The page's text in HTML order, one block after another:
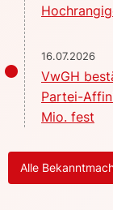
16.07.2026
VwGH
Partei-
Mio. fest
Alle